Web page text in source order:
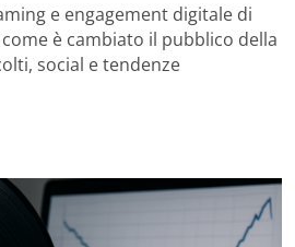
e engagement digitale di
è cambiato il pubblico della
social e tendenze